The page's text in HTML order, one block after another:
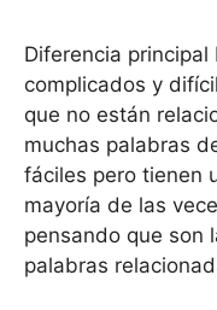
Diferencia
complicados y
que no están
muchas palabras
fáciles pero tienen
mayoría de las
pensando que son
palabras